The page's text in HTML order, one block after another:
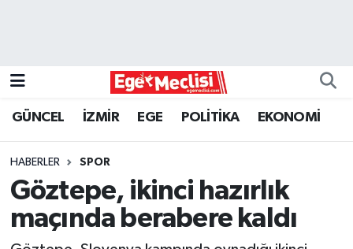
GÜNCEL İZMİR EGE POLİTİKA EKONOMİ
HABERLER SPOR
Göztepe, ikinci hazırlık
maçında berabere kaldı
GÜNCEL
İZMİR
ÖZEL HABER